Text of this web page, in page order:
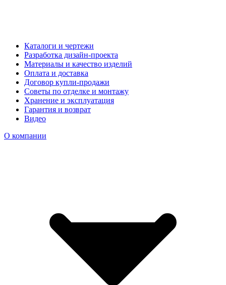
Каталоги и чертежи
Разработка дизайн-проекта
Материалы и качество изделий
Оплата и доставка
Договор купли-продажи
Советы по отделке и монтажу
Хранение и эксплуатация
Гарантия и возврат
Видео
О компании